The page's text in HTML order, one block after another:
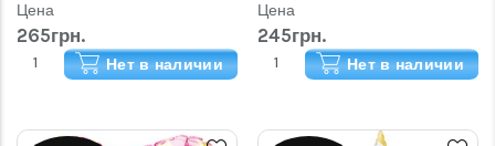
Цена
265грн.
Нет в наличии
Цена
245грн.
Нет в наличии